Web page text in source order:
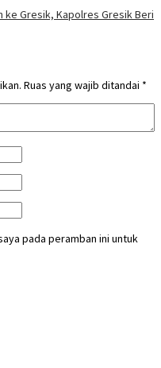
ke Gresik, Kapolres Gresik Beri
Ruas yang wajib ditandai *
pada peramban ini untuk